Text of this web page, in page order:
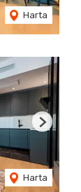
Harta
Harta
Next